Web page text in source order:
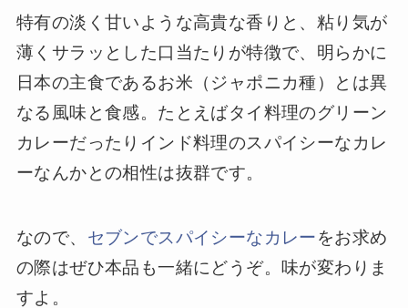
特有の淡く甘いような高貴な香りと、粘り気が
薄くサラッとした口当たりが特徴で、明らかに
日本の主食であるお米（ジャポニカ種）とは異
なる風味と食感。たとえばタイ料理のグリーン
カレーだったりインド料理のスパイシーなカレ
ーなんかとの相性は抜群です。
なので、 セブンでスパイシーなカレーをお求め
の際はぜひ本品も一緒にどうぞ。味が変わりま
すよ。